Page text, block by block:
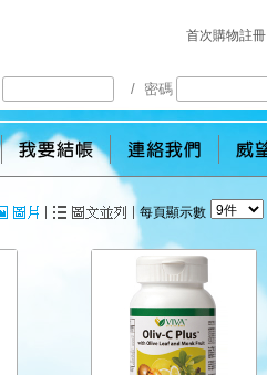
首次購物註冊
/ 密碼
每頁顯示數